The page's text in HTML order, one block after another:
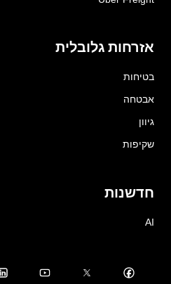
אזרחות גלובלית
בטיחות
אבטחה
גיוון
שקיפות
חדשנות
AI